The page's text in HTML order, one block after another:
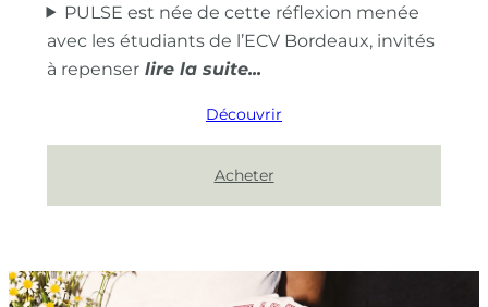
PULSE est née de cette réflexion menée
avec les étudiants de l’ECV Bordeaux, invités
à repenser
Découvrir
Acheter